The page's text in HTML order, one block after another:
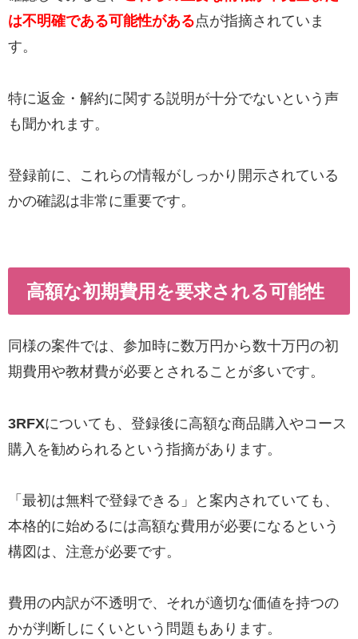
は不明確である可能性がある点が指摘されていま
す。
特に返金・解約に関する説明が十分でないという声
も聞かれます。
登録前に、これらの情報がしっかり開示されている
かの確認は非常に重要です。
高額な初期費用を要求される可能性
同様の案件では、参加時に数万円から数十万円の初
期費用や教材費が必要とされることが多いです。
3RFXについても、登録後に高額な商品購入やコース
購入を勧められるという指摘があります。
「最初は無料で登録できる」と案内されていても、
本格的に始めるには高額な費用が必要になるという
構図は、注意が必要です。
費用の内訳が不透明で、それが適切な価値を持つの
かが判断しにくいという問題もあります。